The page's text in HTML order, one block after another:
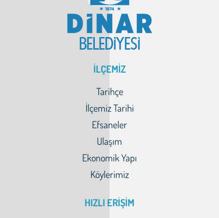
İLÇEMİZ
Tarihçe
İlçemiz Tarihi
Efsaneler
Ulaşım
Ekonomik Yapı
Köylerimiz
HIZLI ERİŞİM